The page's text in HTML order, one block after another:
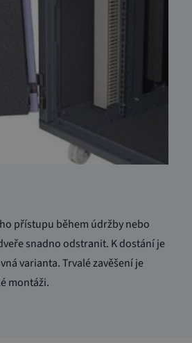
přístupu během údržby nebo
snadno odstranit. K dostání je
varianta. Trvalé zavěšení je
montáži.